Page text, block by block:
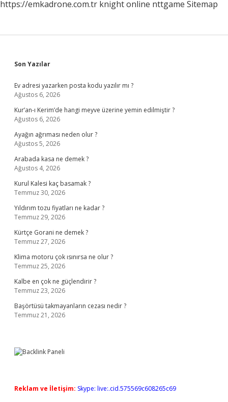
https://emkadrone.com.tr knight online nttgame Sitemap
Sidebar
Son Yazılar
Ev adresi yazarken posta kodu yazılır mı ?
Ağustos 6, 2026
Kur’an-ı Kerim’de hangi meyve üzerine yemin edilmiştir ?
Ağustos 6, 2026
Ayağın ağrıması neden olur ?
Ağustos 5, 2026
Arabada kasa ne demek ?
Ağustos 4, 2026
Kurul Kalesi kaç basamak ?
Temmuz 30, 2026
Yıldırım tozu fiyatları ne kadar ?
Temmuz 29, 2026
Kürtçe Gorani ne demek ?
Temmuz 27, 2026
Klima motoru çok ısınırsa ne olur ?
Temmuz 25, 2026
Kalbe en çok ne güçlendirir ?
Temmuz 23, 2026
Başörtüsü takmayanların cezası nedir ?
Temmuz 21, 2026
Reklam ve İletişim: Skype: live:.cid.575569c608265c69